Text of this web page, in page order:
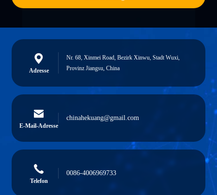
Adresse
Nr. 68, Xinmei Road, Bezirk Xinwu, Stadt Wuxi,
Provinz Jiangsu, China
E-Mail-Adresse
chinahekuang@gmail.com
Telefon
0086-4006969733